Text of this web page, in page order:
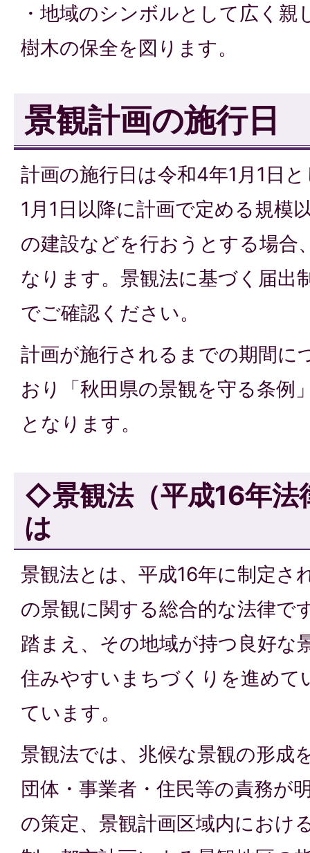
・地域のシンボルとして広く
樹木の保全を図ります。
景観計画の施行日
計画の施行日は令和4年1月1日
1月1日以降に計画で定める規模
の建設などを行おうとする場合
なります。景観法に基づく届出
でご確認ください。
計画が施行されるまでの期間に
おり「秋田県の景観を守る条例
となります。
◇景観法（平成16年法
は
景観法とは、平成16年に制定さ
の景観に関する総合的な法律で
踏まえ、その地域が持つ良好な
住みやすいまちづくりを進めて
ています。
景観法では、兆候な景観の形成
団体・事業者・住民等の責務が
の策定、景観計画区域内におけ